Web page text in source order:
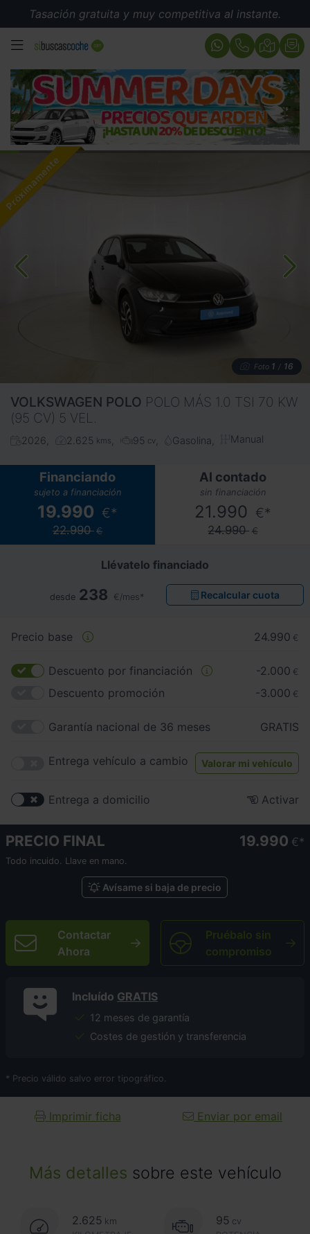
Tasación gratuita y muy competitiva al instante.
MENÚ
Foto 1 / 16
VOLKSWAGEN POLO POLO MÁS 1.0 TSI 70 KW
(95 CV) 5 VEL.
2026 2.625 kms 95 cv Gasolina Manual
Más detalles sobre este vehículo
2.625 km
95 cv
Financiando
sujeto a financiación
19.990 €*
22.990 €
Al contado
sin financiación
21.990 €*
24.990 €
Llévatelo financiado
desde 238 €/mes* Recalcular cuota
Precio base 24.990 €
Descuento por financiación -2.000 €
Descuento promoción -3.000 €
Garantía nacional de 36 meses GRATIS
Entrega vehículo a cambio Valorar mi vehículo
Entrega a domicilio Activar
PRECIO FINAL 19.990 €
Todo incuido. Llave en mano.
Avísame si baja de precio
Contactar
Ahora
Pruébalo sin
compromiso
Incluído GRATIS
12 meses de garantía
Costes de gestión y transferencia
* Precio válido salvo error tipográfico.
Imprimir ficha Enviar por email